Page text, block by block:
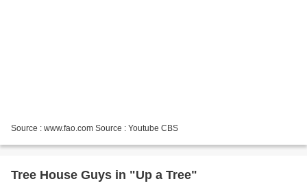
Source : www.fao.com Source : Youtube CBS
Tree House Guys in "Up a Tree"